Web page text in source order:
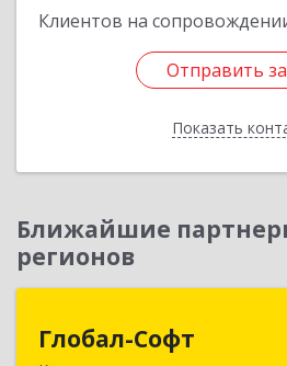
Клиентов на
Отправить
Показать
Отправить
Назад
Ближайшие
регионов
Глобал-Софт